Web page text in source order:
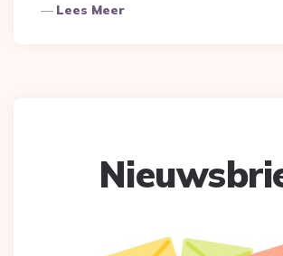
Lees Meer